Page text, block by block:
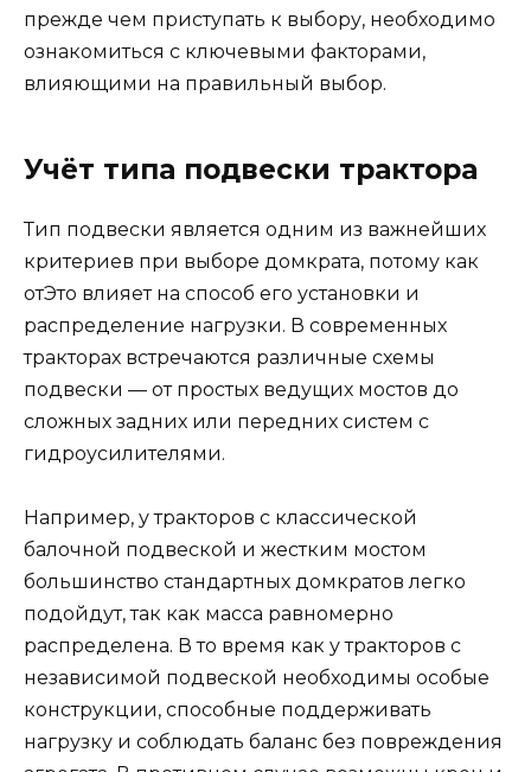
прежде чем приступать к выбору, необходимо
ознакомиться с ключевыми факторами,
влияющими на правильный выбор.
Учёт типа подвески трактора
Тип подвески является одним из важнейших
критериев при выборе домкрата, потому как
отЭто влияет на способ его установки и
распределение нагрузки. В современных
тракторах встречаются различные схемы
подвески — от простых ведущих мостов до
сложных задних или передних систем с
гидроусилителями.
Например, у тракторов с классической
балочной подвеской и жестким мостом
большинство стандартных домкратов легко
подойдут, так как масса равномерно
распределена. В то время как у тракторов с
независимой подвеской необходимы особые
конструкции, способные поддерживать
нагрузку и соблюдать баланс без повреждения